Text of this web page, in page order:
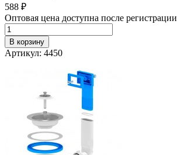
588 ₽
Оптовая цена доступна после регистрации
В корзину
Артикул: 4450